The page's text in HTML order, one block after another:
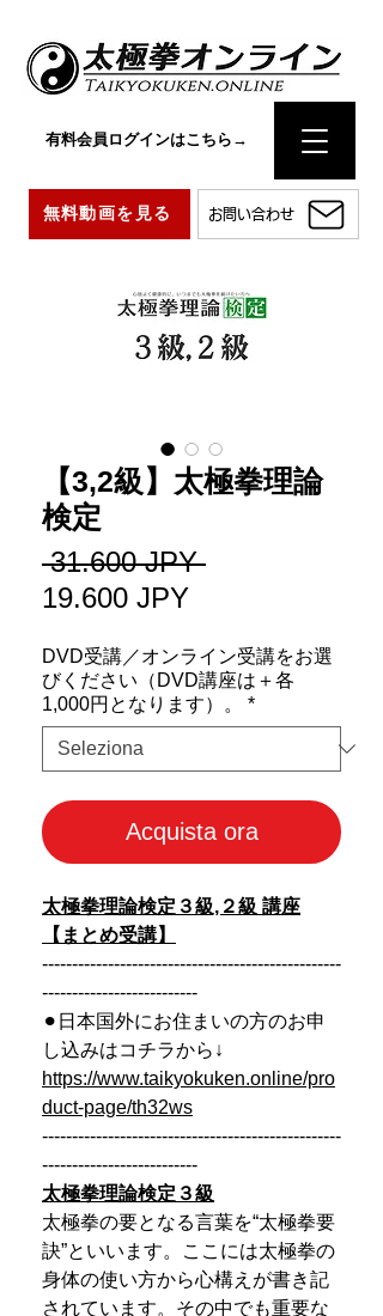
お問い合わせ
無料動画を見る
有料会員ログインはこちら→
【3,2級】太極拳理論
検定
31.600 JPY Prezzo
19.600 JPYPrezzo
DVD受講／オンライン受講をお選
びください（DVD講座は＋各
1,000円となります）。
*
Acquista ora
太極拳理論検定３級,２級 講座
【まとめ受講】
--------------------------------------------------
--------------------------
⚫︎日本国外にお住まいの方のお申
し込みはコチラから↓
https://www.taikyokuken.online/pro
duct-page/th32ws
--------------------------------------------------
--------------------------
太極拳理論検定３級
太極拳の要となる言葉を“太極拳要
訣”といいます。ここには太極拳の
身体の使い方から心構えが書き記
されています。その中でも重要な